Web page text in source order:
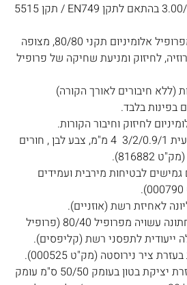
מידות השער 3.00/2.00 בהתאם לתקן EN749 / תקן 5515
השערים עשויים מפרופיל אלומיניום תקני 80/80, מצופה
לחיזוק ומניעת שחיקה של פרופיל
(ללא חיבורים לאורך הקורה)
בפינות בלבד.
לחיזוק וחיבור הקורות.
רשת כדורגל מקצועית 3/2/0.9/1 4 מ"מ, צבע לבן , חורים
לבטיחות מירבית ועמידים
לאחיזת רשת (אוזניים).
מסגרת אחורית תחתונה עשויה מפרופיל 80/40 (פרופיל
ייעודית לתפסני רשת (קליפסים).
ציר נירוסטה (מק"ט 000525).
התקנה : קיבוע בעזרת יציקת בטון בעומק 50/50 ס"מ עומק